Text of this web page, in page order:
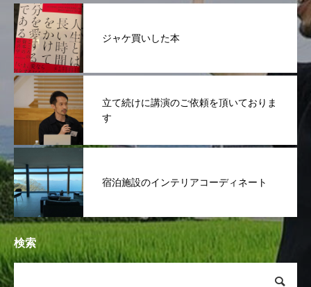
ジャケ買いした本
立て続けに講演のご依頼を頂いておりま
す
宿泊施設のインテリアコーディネート
検索